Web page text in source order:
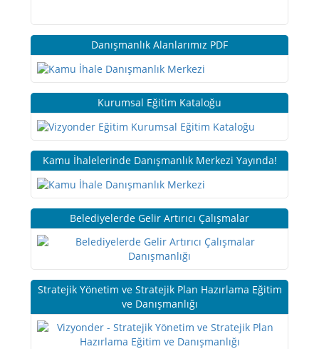
Danışmanlık Alanlarımız PDF
Kurumsal Eğitim Kataloğu
Kamu İhalelerinde Danışmanlık Merkezi Yayında!
Belediyelerde Gelir Artırıcı Çalışmalar
Stratejik Yönetim ve Stratejik Plan Hazırlama Eğitim
ve Danışmanlığı